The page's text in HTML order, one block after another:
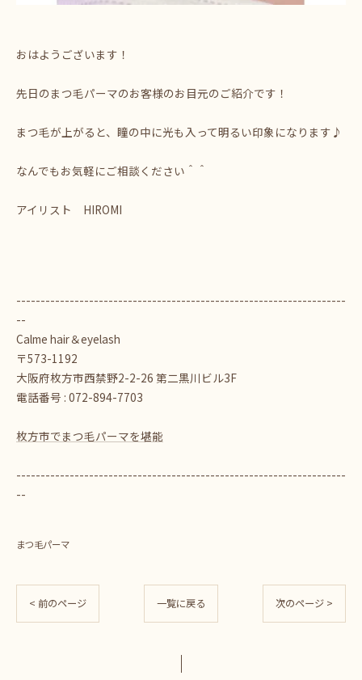
おはようございます！
先日のまつ毛パーマのお客様のお目元のご紹介です！
まつ毛が上がると、瞳の中に光も入って明るい印象になります♪
なんでもお気軽にご相談ください＾＾
アイリスト HIROMI
--------------------------------------------------------------------
--
Calme hair＆eyelash
〒573-1192
大阪府枚方市西禁野2-2-26 第二黒川ビル3F
電話番号 : 072-894-7703
枚方市でまつ毛パーマを堪能
--------------------------------------------------------------------
--
まつ毛パーマ
< 前のページ 一覧に戻る 次のページ >